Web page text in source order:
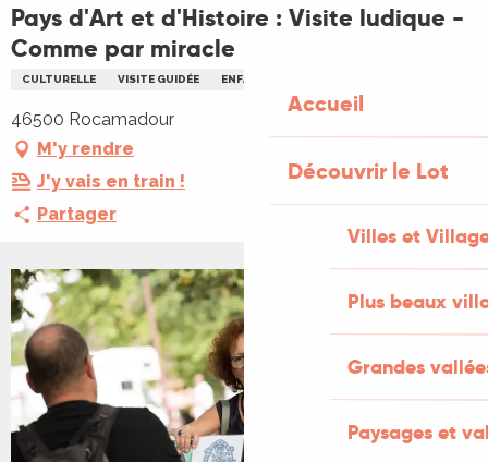
Accueil
Découvrir le Lot
Villes et
Plus beaux
Grandes
Paysages et
Pays d'Art et d'Histoire : Visite ludique -
Comme par miracle
CULTURELLE VISITE GUIDÉE ENFANTS
46500 Rocamadour
M'y rendre
J'y vais en train !
Partager